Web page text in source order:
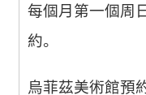
每個月第一個周
約。
烏菲茲美術館預